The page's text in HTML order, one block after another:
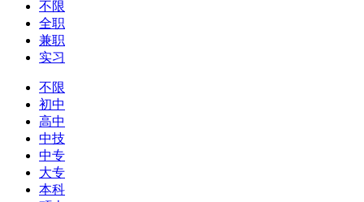
不限
全职
兼职
实习
不限
初中
高中
中技
中专
大专
本科